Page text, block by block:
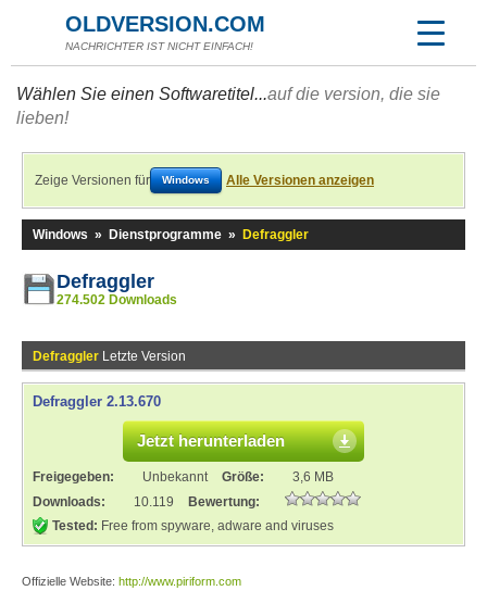
OLDVERSION.COM
NACHRICHTER IST NICHT EINFACH!
Wählen Sie einen Softwaretitel...auf die version, die sie
lieben!
Zeige Versionen für Windows Alle Versionen anzeigen
Windows » Dienstprogramme » Defraggler
Defraggler
274.502 Downloads
Defraggler Letzte Version
Defraggler 2.13.670
Jetzt herunterladen
Freigegeben: Unbekannt Größe:
3,6 MB
Downloads:
10.119
Bewertung:
Tested: Free from spyware, adware and viruses
Offizielle Website: http://www.piriform.com